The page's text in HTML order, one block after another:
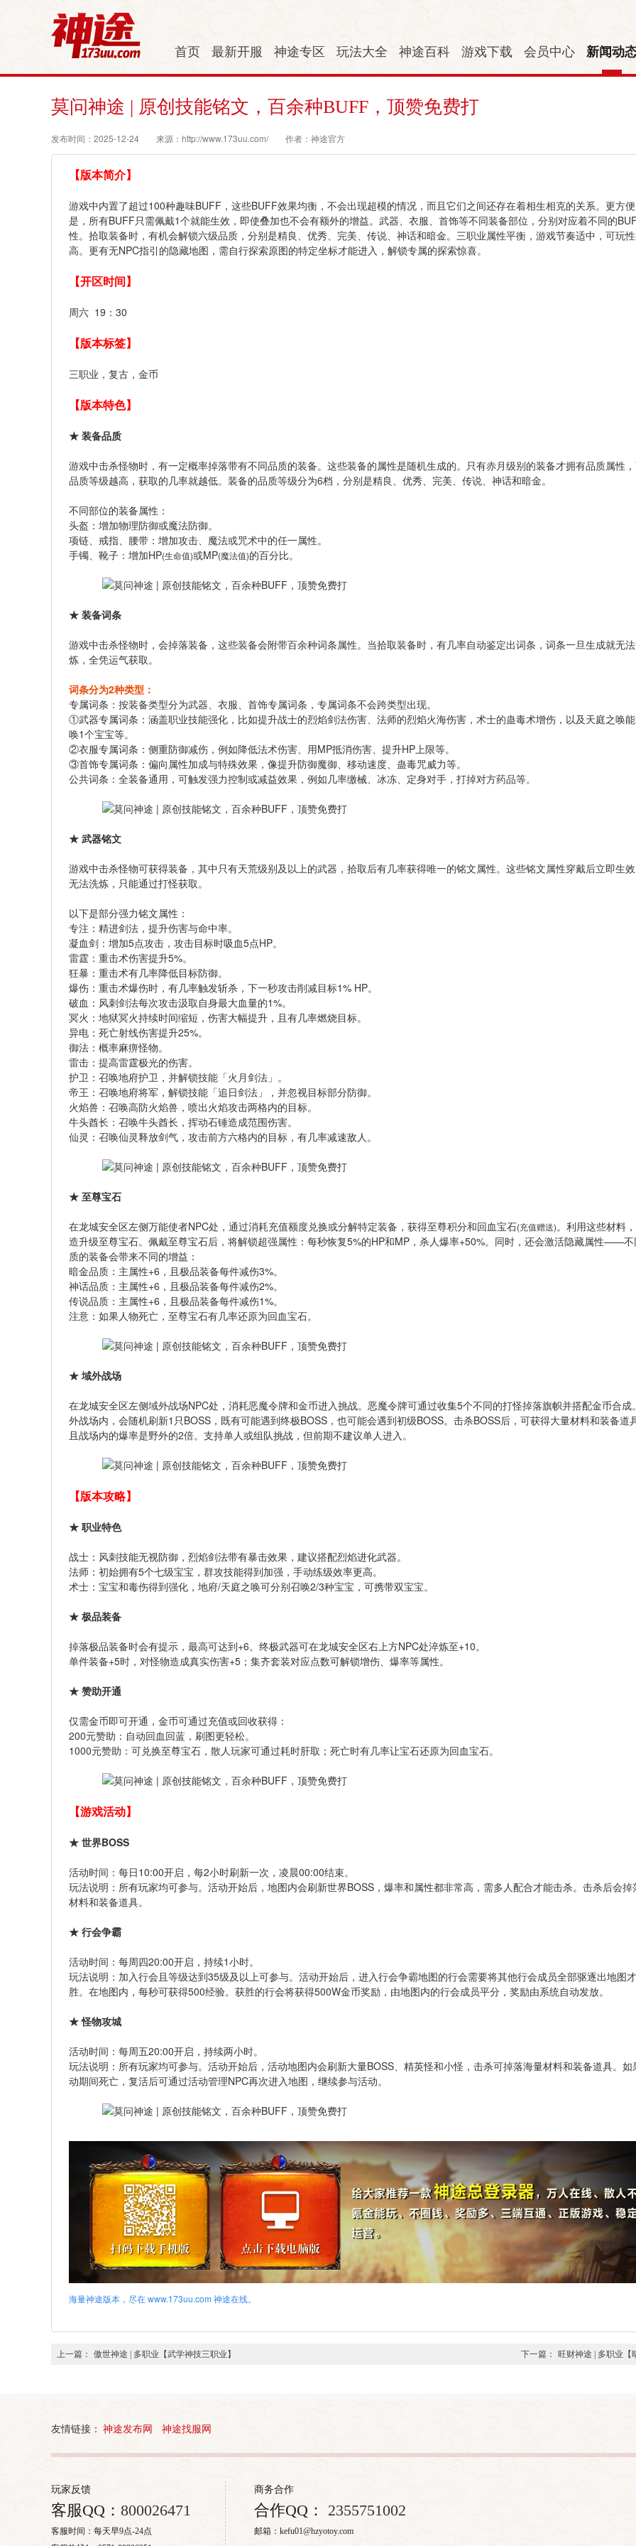
首页 最新开服 神途专区 玩法大全 神途百科 游戏下载 会员中心 新闻动
莫问神途 | 原创技能铭文，百余种BUFF，顶赞免费打
发布时间：2025-12-24 来源：http://www.173uu.com/ 作者：神途官方
【版本简介】
游戏中内置了超过100种趣味BUFF，这些BUFF效果均衡，不会出现超模的情况，而且它们之间还存在着相生相克的关系。更方
是，所有BUFF只需佩戴1个就能生效，即使叠加也不会有额外的增益。武器、衣服、首饰等不同装备部位，分别对应着不同的
性。拾取装备时，有机会解锁六级品质，分别是精良、优秀、完美、传说、神话和暗金。三职业属性平衡，游戏节奏适中，可玩
高。更有无NPC指引的隐藏地图，需自行探索原图的特定坐标才能进入，解锁专属的探索惊喜。
【开区时间】
周六 19：30
【版本标签】
三职业，复古，金币
【版本特色】
★ 装备品质
游戏中击杀怪物时，有一定概率掉落带有不同品质的装备。这些装备的属性是随机生成的。只有赤月级别的装备才拥有品质属性
品质等级越高，获取的几率就越低。装备的品质等级分为6档，分别是精良、优秀、完美、传说、神话和暗金。
不同部位的装备属性：
头盔：增加物理防御或魔法防御。
项链、戒指、腰带：增加攻击、魔法或咒术中的任一属性。
手镯、靴子：增加HP(生命值)或MP(魔法值)的百分比。
★ 装备词条
游戏中击杀怪物时，会掉落装备，这些装备会附带百余种词条属性。当拾取装备时，有几率自动鉴定出词条，词条一旦生成就无
炼，全凭运气获取。
词条分为2种类型：
专属词条：按装备类型分为武器、衣服、首饰专属词条，专属词条不会跨类型出现。
①武器专属词条：涵盖职业技能强化，比如提升战士的烈焰剑法伤害、法师的烈焰火海伤害，术士的蛊毒术增伤，以及天庭之唤
唤1个宝宝等。
②衣服专属词条：侧重防御减伤，例如降低法术伤害、用MP抵消伤害、提升HP上限等。
③首饰专属词条：偏向属性加成与特殊效果，像提升防御魔御、移动速度、蛊毒咒威力等。
公共词条：全装备通用，可触发强力控制或减益效果，例如几率缴械、冰冻、定身对手，打掉对方药品等。
★ 武器铭文
游戏中击杀怪物可获得装备，其中只有天荒级别及以上的武器，拾取后有几率获得唯一的铭文属性。这些铭文属性穿戴后立即生
无法洗炼，只能通过打怪获取。
以下是部分强力铭文属性：
专注：精进剑法，提升伤害与命中率。
凝血剑：增加5点攻击，攻击目标时吸血5点HP。
雷霆：重击术伤害提升5%。
狂暴：重击术有几率降低目标防御。
爆伤：重击术爆伤时，有几率触发斩杀，下一秒攻击削减目标1% HP。
破血：风刺剑法每次攻击汲取自身最大血量的1%。
冥火：地狱冥火持续时间缩短，伤害大幅提升，且有几率燃烧目标。
异电：死亡射线伤害提升25%。
御法：概率麻痹怪物。
雷击：提高雷霆极光的伤害。
护卫：召唤地府护卫，并解锁技能「火月剑法」。
帝王：召唤地府将军，解锁技能「追日剑法」，并忽视目标部分防御。
火焰兽：召唤高防火焰兽，喷出火焰攻击两格内的目标。
牛头酋长：召唤牛头酋长，挥动石锤造成范围伤害。
仙灵：召唤仙灵释放剑气，攻击前方六格内的目标，有几率减速敌人。
★ 至尊宝石
在龙城安全区左侧万能使者NPC处，通过消耗充值额度兑换或分解特定装备，获得至尊积分和回血宝石(充值赠送)。利用这些材料
造升级至尊宝石。佩戴至尊宝石后，将解锁超强属性：每秒恢复5%的HP和MP，杀人爆率+50%。同时，还会激活隐藏属性——
质的装备会带来不同的增益：
暗金品质：主属性+6，且极品装备每件减伤3%。
神话品质：主属性+6，且极品装备每件减伤2%。
传说品质：主属性+6，且极品装备每件减伤1%。
注意：如果人物死亡，至尊宝石有几率还原为回血宝石。
★ 域外战场
在龙城安全区左侧域外战场NPC处，消耗恶魔令牌和金币进入挑战。恶魔令牌可通过收集5个不同的打怪掉落旗帜并搭配金币合成
外战场内，会随机刷新1只BOSS，既有可能遇到终极BOSS，也可能会遇到初级BOSS。击杀BOSS后，可获得大量材料和装备道
且战场内的爆率是野外的2倍。支持单人或组队挑战，但前期不建议单人进入。
【版本攻略】
★ 职业特色
战士：风刺技能无视防御，烈焰剑法带有暴击效果，建议搭配烈焰进化武器。
法师：初始拥有5个七级宝宝，群攻技能得到加强，手动练级效率更高。
术士：宝宝和毒伤得到强化，地府/天庭之唤可分别召唤2/3种宝宝，可携带双宝宝。
★ 极品装备
掉落极品装备时会有提示，最高可达到+6。终极武器可在龙城安全区右上方NPC处淬炼至+10。
单件装备+5时，对怪物造成真实伤害+5；集齐套装对应点数可解锁增伤、爆率等属性。
★ 赞助开通
仅需金币即可开通，金币可通过充值或回收获得：
200元赞助：自动回血回蓝，刷图更轻松。
1000元赞助：可兑换至尊宝石，散人玩家可通过耗时肝取；死亡时有几率让宝石还原为回血宝石。
【游戏活动】
★ 世界BOSS
活动时间：每日10:00开启，每2小时刷新一次，凌晨00:00结束。
玩法说明：所有玩家均可参与。活动开始后，地图内会刷新世界BOSS，爆率和属性都非常高，需多人配合才能击杀。击杀后会掉
材料和装备道具。
★ 行会争霸
活动时间：每周四20:00开启，持续1小时。
玩法说明：加入行会且等级达到35级及以上可参与。活动开始后，进入行会争霸地图的行会需要将其他行会成员全部驱逐出地图
胜。在地图内，每秒可获得500经验。获胜的行会将获得500W金币奖励，由地图内的行会成员平分，奖励由系统自动发放。
★ 怪物攻城
活动时间：每周五20:00开启，持续两小时。
玩法说明：所有玩家均可参与。活动开始后，活动地图内会刷新大量BOSS、精英怪和小怪，击杀可掉落海量材料和装备道具。如
动期间死亡，复活后可通过活动管理NPC再次进入地图，继续参与活动。
海量神途版本，尽在 www.173uu.com 神途在线。
上一篇： 傲世神途 | 多职业【武学神技三职业】 下一篇： 旺财神途 | 多职业【
友情链接： 神途发布网 神途找服网
玩家反馈
客服QQ： 800026471
客服时间：每天早9点-24点
商务合作
合作QQ： 2355751002
邮箱：kefu01@hzyotoy.com